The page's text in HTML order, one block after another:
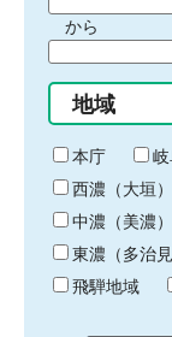
間
始
り
から
間
終
わ
り
地域
本庁
岐
西濃（大垣
中濃（美濃
東濃（多治
飛騨地域